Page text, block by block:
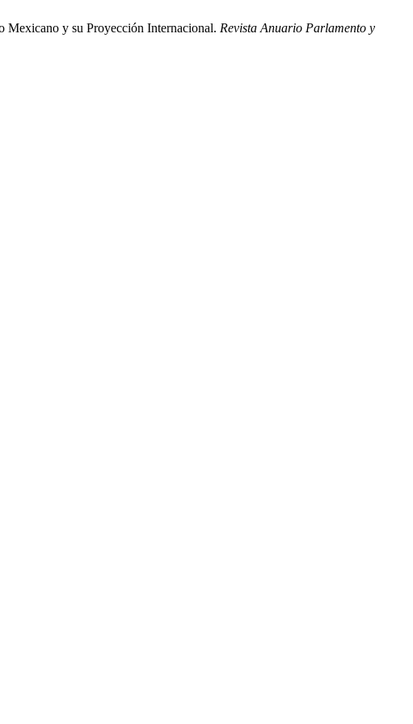
Mexicano y su Proyección Internacional. Revista Anuario Parlamento y